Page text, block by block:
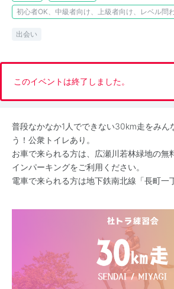
初心者OK、中級者向け、上級者向け、レベル問
出会い
このイベントは終了しました。
普段なかなか1人でできない30km走をみん
う！公衆トイレあり。
お車で来られる方は、広瀬川若林緑地の無
インパーキングをご利用ください。
電車で来られる方は地下鉄南北線「長町一